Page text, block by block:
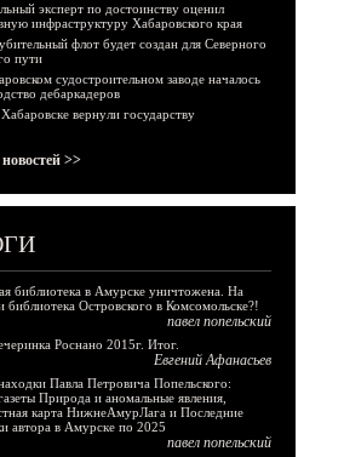
эксперт по достоинству оценил
инфраструктуру Хабаровского края
флот будет создан для Северного
пути
судостроительном заводе началось
дебаркадеров
вернули государству
>>
библиотека в Амурске уничтожена. На
библиотека Островского в Комсомольске?!
павел попельский
Роснано 2015г. Итог.
Евгений Афанасьев
Павла Петровича Попельского:
Природа и аномальные явления,
карта НижнеАмурЛага и Последние
автора в Амурске по 2025
павел попельский